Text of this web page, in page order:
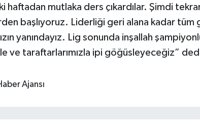
haftadan mutlaka ders çıkardılar. Şimdi
başlıyoruz. Liderliği geri alana kadar tüm
yanındayız. Lig sonunda inşallah
ve taraftarlarımızla ipi göğüsleyeceğiz”
Ajansı